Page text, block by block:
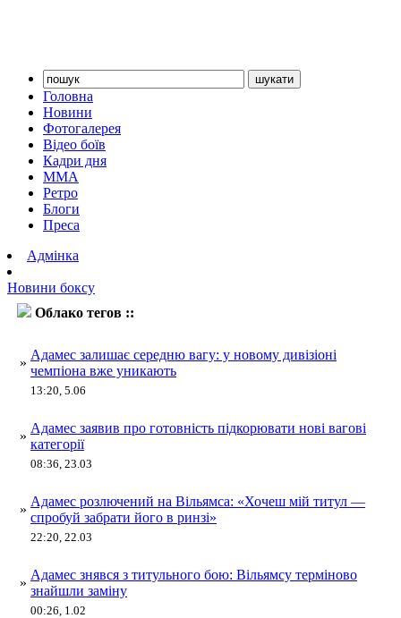
Головна
Новини
Фотогалерея
Відео боїв
Кадри дня
ММА
Ретро
Блоги
Преса
Адмінка
Новини боксу
Облако тегов ::
»
Адамес залишає середню вагу: у новому дивізіоні
чемпіона вже уникають
13:20, 5.06
»
Адамес заявив про готовність підкорювати нові вагові
категорії
08:36, 23.03
»
Адамес розлючений на Вільямса: «Хочеш мій титул —
спробуй забрати його в ринзі»
22:20, 22.03
»
Адамес знявся з титульного бою: Вільямсу терміново
знайшли заміну
00:26, 1.02